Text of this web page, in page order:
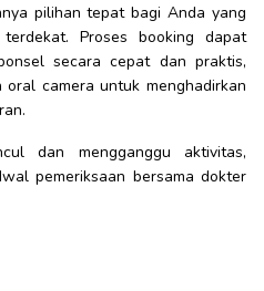
pilihan tepat bagi Anda yang
Proses booking dapat
secara cepat dan praktis,
camera untuk menghadirkan
dan mengganggu aktivitas,
pemeriksaan bersama dokter